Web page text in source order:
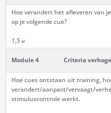
Hoe verandert het afleveren van
op je volgende cue?
1,5 u
Module 4 Criteria
Hoe cues ontstaan uit training,
verandert/aanpast/vervaagt/
stimuluscontrole werkt.